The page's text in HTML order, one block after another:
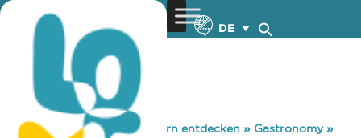
DE
You are here: Home »Zypern entdecken » Gastronomy»